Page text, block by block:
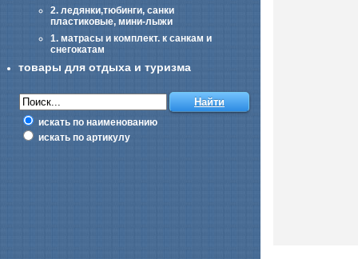
2. ледянки,тюбинги, санки
пластиковые, мини-лыжи
1. матрасы и комплект. к санкам и
снегокатам
товары для отдыха и туризма
искать по наименованию
искать по артикулу